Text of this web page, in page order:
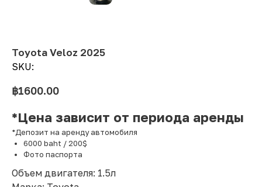
Toyota Veloz 2025
SKU:
฿1600.00
*Цена зависит от периода аренды
*Депозит на аренду автомобиля
6000 baht / 200$
Фото паспорта
Объем двигателя: 1.5л